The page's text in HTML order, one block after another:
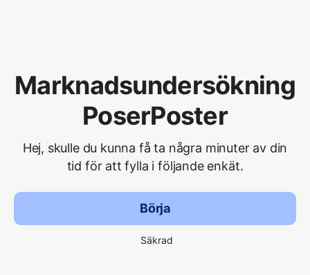
Marknadsundersökning
PoserPoster
Hej, skulle du kunna få ta några minuter av din
tid för att fylla i följande enkät.
Börja
Säkrad